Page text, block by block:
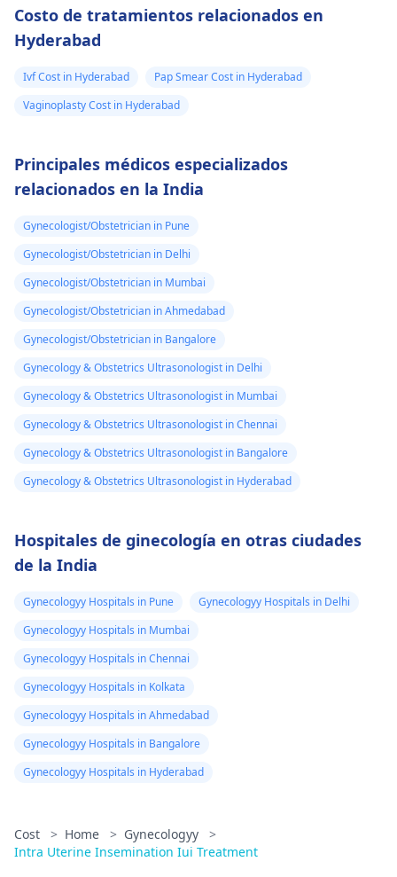
tratamiento adicional.
frecuencia, entonces
cosas para
Costo de tratamientos relacionados en
Hyderabad
Ivf Cost in Hyderabad
Pap Smear Cost in Hyderabad
Vaginoplasty Cost in Hyderabad
Principales médicos especializados
relacionados en la India
Gynecologist/Obstetrician in Pune
Gynecologist/Obstetrician in Delhi
Gynecologist/Obstetrician in Mumbai
Gynecologist/Obstetrician in Ahmedabad
Gynecologist/Obstetrician in Bangalore
Gynecology & Obstetrics Ultrasonologist in Delhi
Gynecology & Obstetrics Ultrasonologist in Mumbai
Gynecology & Obstetrics Ultrasonologist in Chennai
Gynecology & Obstetrics Ultrasonologist in Bangalore
Gynecology & Obstetrics Ultrasonologist in Hyderabad
Hospitales de ginecología en otras ciudades
de la India
Gynecologyy Hospitals in Pune
Gynecologyy Hospitals in Delhi
Gynecologyy Hospitals in Mumbai
Gynecologyy Hospitals in Chennai
Gynecologyy Hospitals in Kolkata
Gynecologyy Hospitals in Ahmedabad
Gynecologyy Hospitals in Bangalore
Gynecologyy Hospitals in Hyderabad
Cost > Home > Gynecologyy
>
Intra Uterine Insemination Iui Treatment